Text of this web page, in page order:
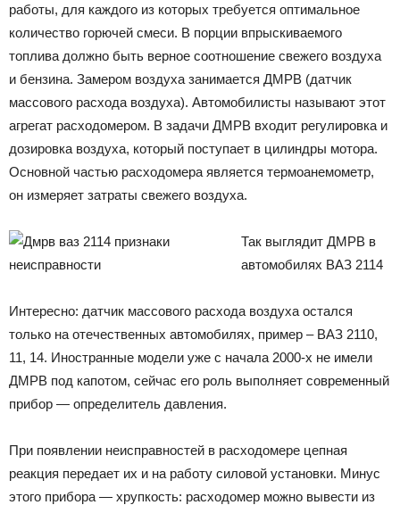
работы, для каждого из которых требуется оптимальное
количество горючей смеси. В порции впрыскиваемого
топлива должно быть верное соотношение свежего воздуха
и бензина. Замером воздуха занимается ДМРВ (датчик
массового расхода воздуха). Автомобилисты называют этот
агрегат расходомером. В задачи ДМРВ входит регулировка и
дозировка воздуха, который поступает в цилиндры мотора.
Основной частью расходомера является термоанемометр,
он измеряет затраты свежего воздуха.
Так выглядит ДМРВ в
автомобилях ВАЗ 2114
Интересно: датчик массового расхода воздуха остался
только на отечественных автомобилях, пример – ВАЗ 2110,
11, 14. Иностранные модели уже с начала 2000-х не имели
ДМРВ под капотом, сейчас его роль выполняет современный
прибор — определитель давления.
При появлении неисправностей в расходомере цепная
реакция передает их и на работу силовой установки. Минус
этого прибора — хрупкость: расходомер можно вывести из